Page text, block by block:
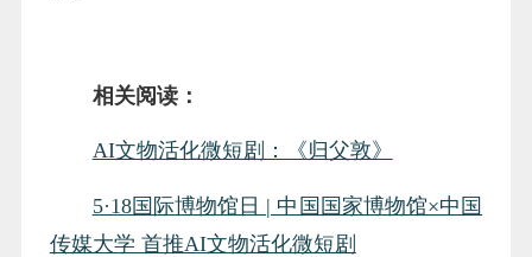
相关阅读：
AI文物活化微短剧：《归父敦》
5·18国际博物馆日 | 中国国家博物馆×中国
传媒大学 首推AI文物活化微短剧